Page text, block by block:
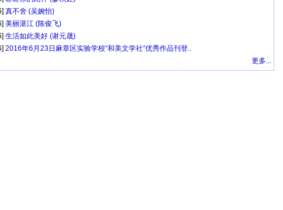
真不舍 (吴婉怡)
美丽湛江 (陈俊飞)
生活如此美好 (谢元晟)
2016年6月23日麻章区实验学校“和美文学社”优秀作品刊登..
更多...